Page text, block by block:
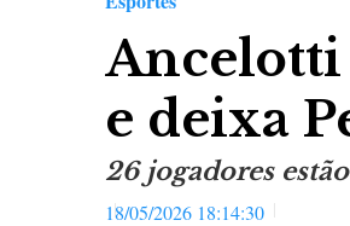
Ancelotti
e deixa
26 jogadores
18/05/2026 18:14:30